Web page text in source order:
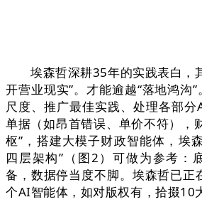
埃森哲深耕35年的实践表白，
开营业现实”。才能逾越“落地鸿沟
尺度、推广最佳实践、处理各部
单据（如昂首错误、单价不符），
枢”，搭建大模子财政智能体，埃
四层架构”（图2）可做为参考：
备，数据停当度不脚。埃森哲已正
个AI智能体，如对版权有，拾掇10